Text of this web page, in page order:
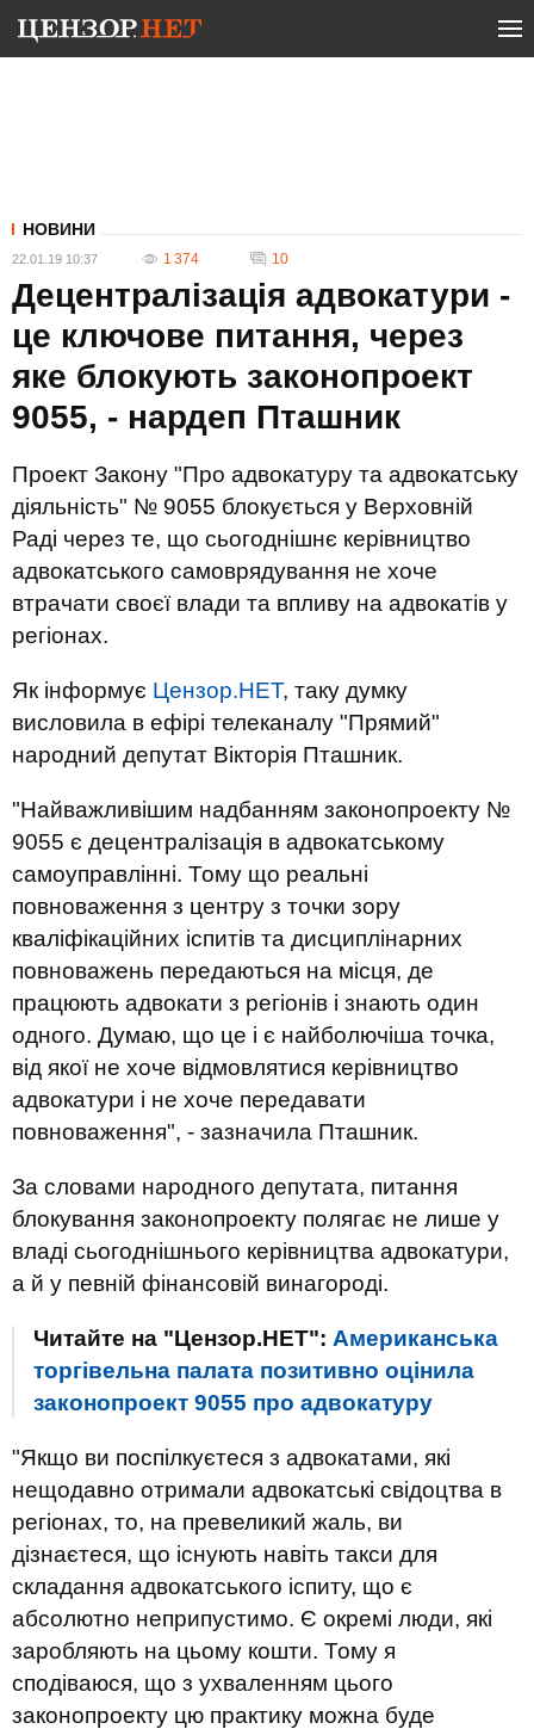
НОВИНИ
22.01.19 10:37 1 374 10
Децентралізація адвокатури -
це ключове питання, через
яке блокують законопроект
9055, - нардеп Пташник
Проект Закону "Про адвокатуру та адвокатську
діяльність" № 9055 блокується у Верховній
Раді через те, що сьогоднішнє керівництво
адвокатського самоврядування не хоче
втрачати своєї влади та впливу на адвокатів у
регіонах.
Як інформує Цензор.НЕТ, таку думку
висловила в ефірі телеканалу "Прямий"
народний депутат Вікторія Пташник.
"Найважливішим надбанням законопроекту №
9055 є децентралізація в адвокатському
самоуправлінні. Тому що реальні
повноваження з центру з точки зору
кваліфікаційних іспитів та дисциплінарних
повноважень передаються на місця, де
працюють адвокати з регіонів і знають один
одного. Думаю, що це і є найболючіша точка,
від якої не хоче відмовлятися керівництво
адвокатури і не хоче передавати
повноваження", - зазначила Пташник.
За словами народного депутата, питання
блокування законопроекту полягає не лише у
владі сьогоднішнього керівництва адвокатури,
а й у певній фінансовій винагороді.
Читайте на "Цензор.НЕТ": Американська
торгівельна палата позитивно оцінила
законопроект 9055 про адвокатуру
"Якщо ви поспілкуєтеся з адвокатами, які
нещодавно отримали адвокатські свідоцтва в
регіонах, то, на превеликий жаль, ви
дізнаєтеся, що існують навіть такси для
складання адвокатського іспиту, що є
абсолютно неприпустимо. Є окремі люди, які
заробляють на цьому кошти. Тому я
сподіваюся, що з ухваленням цього
законопроекту цю практику можна буде